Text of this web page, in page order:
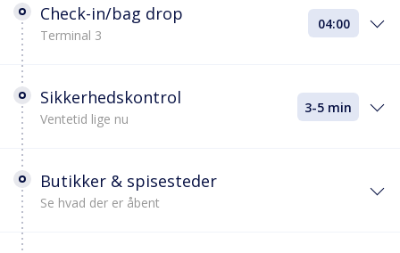
Check-in/bag drop
Terminal 3
04:00
Sikkerhedskontrol
Ventetid lige nu
3-5 min
Butikker & spisesteder
Se hvad der er åbent